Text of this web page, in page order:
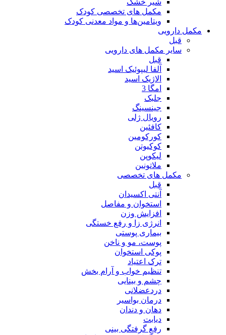
شیر خشک
مکمل های تخصصی کودک
ویتامین‌ها و مواد معدنی کودک
مکمل دارویی
قبل
سایر مکمل های دارویی
قبل
آلفا لیپوئیک اسید
الاژیک اسید
امگا 3
جلبک
جینسینگ
رویال ژلی
کافئین
کورکومین
کوکیوتن
لیکوپن
ملاتونین
مکمل های تخصصی
قبل
آنتی اکسیدان
استخوان و مفاصل
افزایش وزن
انرژی زا و رفع خستگی
بیماری پوستی
پوست، مو و ناخن
پوکی استخوان
ترک اعتیاد
تنظیم خواب و آرام بخش
چشم و بینایی
دردعضلانی
درمان بواسیر
دهان و دندان
دیابت
رفع گرفتگی بینی